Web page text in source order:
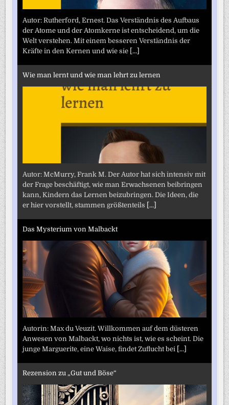
Autor: Rutherford, Ernest. Das Verständnis des Aufbaus
der Atome und der Atomkerne ist entscheidend, um die
Welt verstehen. Mit einem besseren Verständnis der
Kräfte in den Kernen und wie sie [...]
Wie man lernt und wie man lehrt zu lernen
Autor: McMurry, Frank M. Der Autor hat sich intensiv mit
der Frage beschäftigt, wie man Erwachsenen beibringen
kann, Kindern das Lernen beizubringen. Die Ideen, die
er hier vorstellt, stammen größtenteils [...]
Das Mysterium von Malbackt
Autorin: Max du Veuzit. Willkommen auf dem düsteren
Anwesen von Malbackt, wo nichts ist, wie es scheint. Die
junge Marguerite, eine Waise, findet Zuflucht bei [...]
Rezension zu „Gut und Böse“